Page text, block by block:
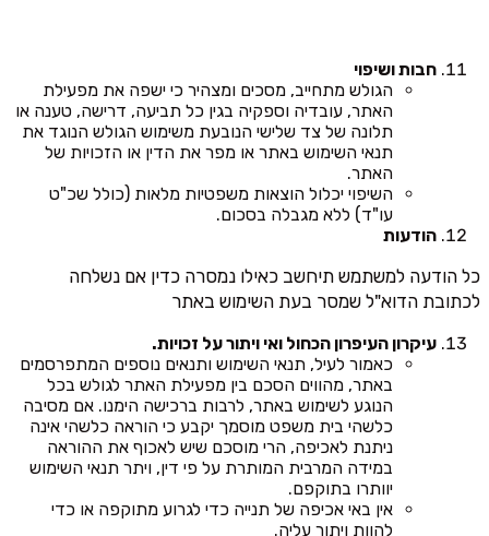
חבות ושיפוי
הגולש מתחייב, מסכים ומצהיר כי ישפה את מפעילת
האתר, עובדיה וספקיה בגין כל תביעה, דרישה, טענה או
תלונה של צד שלישי הנובעת משימוש הגולש הנוגד את
תנאי השימוש באתר או מפר את הדין או הזכויות של
האתר.
השיפוי יכלול הוצאות משפטיות מלאות (כולל שכ"ט
עו"ד) ללא מגבלה בסכום.
הודעות
כל הודעה למשתמש תיחשב כאילו נמסרה כדין אם נשלחה
לכתובת הדוא"ל שמסר בעת השימוש באתר
עיקרון העיפרון הכחול ואי ויתור על זכויות.
כאמור לעיל, תנאי השימוש ותנאים נוספים המתפרסמים
באתר, מהווים הסכם בין מפעילת האתר לגולש בכל
הנוגע לשימוש באתר, לרבות ברכישה הימנו. אם מסיבה
כלשהי בית משפט מוסמך יקבע כי הוראה כלשהי אינה
ניתנת לאכיפה, הרי מוסכם שיש לאכוף את ההוראה
במידה המרבית המותרת על פי דין, ויתר תנאי השימוש
יוותרו בתוקפם.
אין באי אכיפה של תנייה כדי לגרוע מתוקפה או כדי
להוות ויתור עליה.